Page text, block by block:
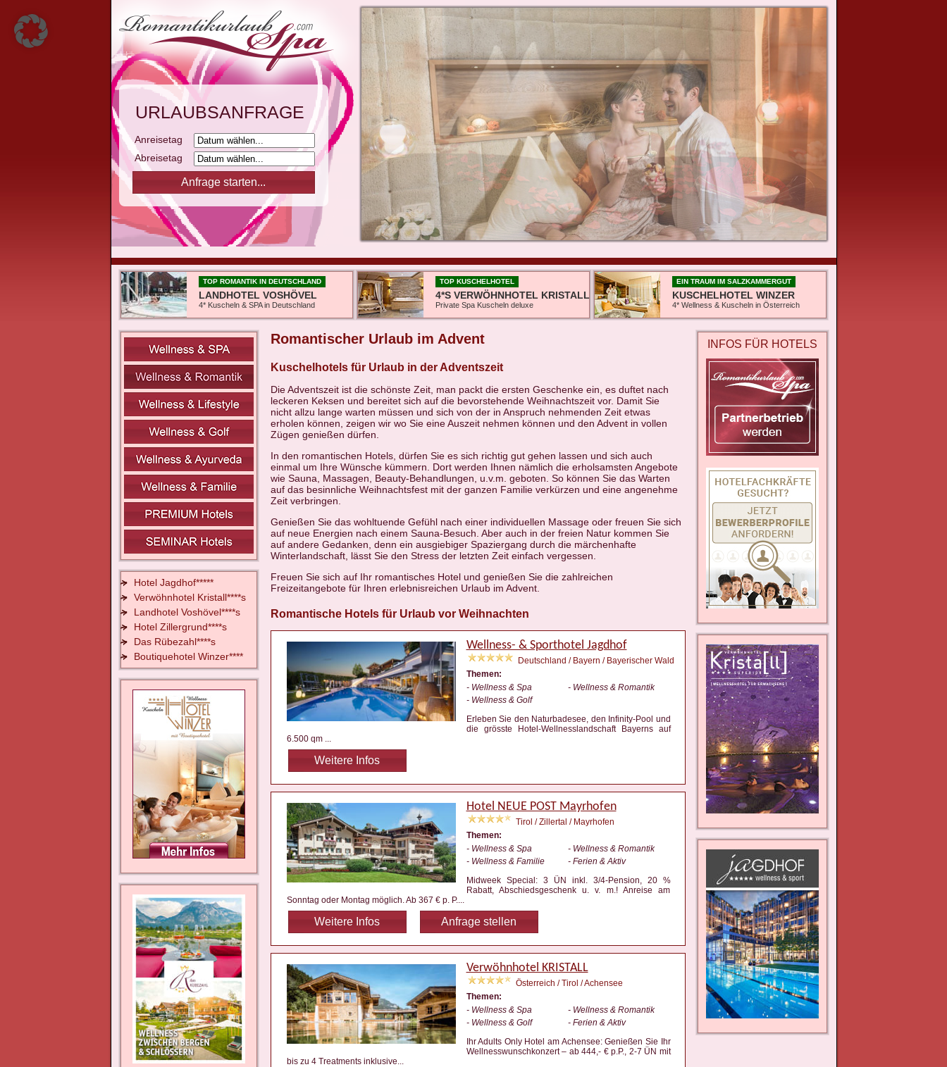
URLAUBSANFRAGE
Anreisetag
Abreisetag
TOP ROMANTIK IN DEUTSCHLAND
LANDHOTEL VOSHÖVEL
4* Kuscheln & SPA in Deutschland
TOP KUSCHELHOTEL
4*S VERWÖHNHOTEL KRISTALL
Private Spa Kuscheln deluxe
EIN TRAUM IM SALZKAMMERGUT
KUSCHELHOTEL WINZER
4* Wellness & Kuscheln in Österreich
Hotel Jagdhof*****
Verwöhnhotel Kristall****s
Landhotel Voshövel****s
Hotel Zillergrund****s
Das Rübezahl****s
Boutiquehotel Winzer****
Romantischer Urlaub im Advent
Kuschelhotels für Urlaub in der Adventszeit
Die Adventszeit ist die schönste Zeit, man packt die ersten Geschenke ein, es duftet nach
leckeren Keksen und bereitet sich auf die bevorstehende Weihnachtszeit vor. Damit Sie
nicht allzu lange warten müssen und sich von der in Anspruch nehmenden Zeit etwas
erholen können, zeigen wir wo Sie eine Auszeit nehmen können und den Advent in vollen
Zügen genießen dürfen.
In den romantischen Hotels, dürfen Sie es sich richtig gut gehen lassen und sich auch
einmal um Ihre Wünsche kümmern. Dort werden Ihnen nämlich die erholsamsten Angebote
wie Sauna, Massagen, Beauty-Behandlungen, u.v.m. geboten. So können Sie das Warten
auf das besinnliche Weihnachtsfest mit der ganzen Familie verkürzen und eine angenehme
Zeit verbringen.
Genießen Sie das wohltuende Gefühl nach einer individuellen Massage oder freuen Sie sich
auf neue Energien nach einem Sauna-Besuch. Aber auch in der freien Natur kommen Sie
auf andere Gedanken, denn ein ausgiebiger Spaziergang durch die märchenhafte
Winterlandschaft, lässt Sie den Stress der letzten Zeit einfach vergessen.
Freuen Sie sich auf Ihr romantisches Hotel und genießen Sie die zahlreichen
Freizeitangebote für Ihren erlebnisreichen Urlaub im Advent.
Romantische Hotels für Urlaub vor Weihnachten
Wellness- & Sporthotel Jagdhof
Deutschland / Bayern / Bayerischer Wald
Themen:
- Wellness & Spa
- Wellness & Romantik
- Wellness & Golf
Erleben Sie den Naturbadesee, den Infinity-Pool und
die grösste Hotel-Wellnesslandschaft Bayerns auf
6.500 qm ...
Weitere Infos
Hotel NEUE POST Mayrhofen
Tirol / Zillertal / Mayrhofen
Themen:
- Wellness & Spa
- Wellness & Romantik
- Wellness & Familie
- Ferien & Aktiv
Midweek Special: 3 ÜN inkl. 3/4-Pension, 20 %
Rabatt, Abschiedsgeschenk u. v. m.! Anreise am
Sonntag oder Montag möglich. Ab 367 € p. P....
Weitere Infos Anfrage stellen
Verwöhnhotel KRISTALL
Österreich / Tirol / Achensee
Themen:
- Wellness & Spa
- Wellness & Romantik
- Wellness & Golf
- Ferien & Aktiv
Ihr Adults Only Hotel am Achensee: Genießen Sie Ihr
Wellnesswunschkonzert – ab 444,- € p.P., 2-7 ÜN mit
bis zu 4 Treatments inklusive...
INFOS FÜR HOTELS